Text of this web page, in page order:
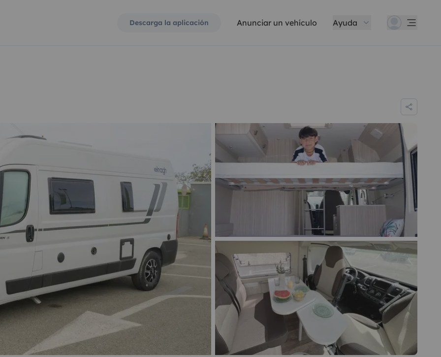
Descarga la aplicación Anunciar un vehículo Ayuda